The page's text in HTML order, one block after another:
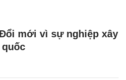
mới vì sự nghiệp xây